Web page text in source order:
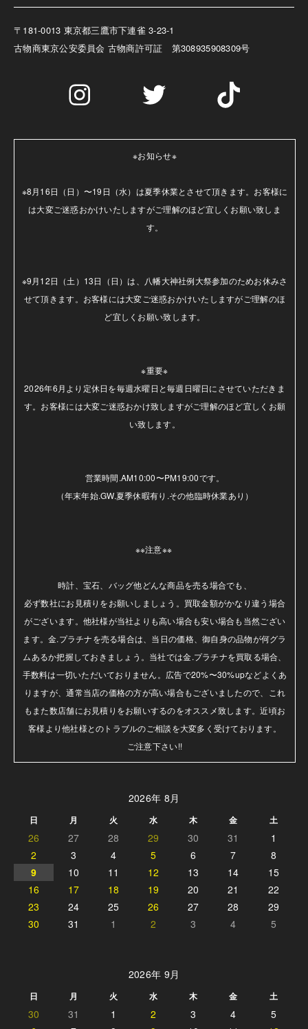
〒181-0013 東京都三鷹市下連雀 3-23-1
古物商東京公安委員会 古物商許可証 第308935908309号
※お知らせ※
※8月16日（日）〜19日（水）は夏季休業とさせて頂きます。お客様に
は大変ご迷惑おかけいたしますがご理解のほど宜しくお願い致しま
す。
※9月12日（土）13日（日）は、八幡大神社例大祭参加のためお休みさ
せて頂きます。お客様には大変ご迷惑おかけいたしますがご理解のほ
ど宜しくお願い致します。
※重要※
2026年6月より定休日を毎週水曜日と毎週日曜日にさせていただきま
す。お客様には大変ご迷惑おかけ致しますがご理解のほど宜しくお願
い致します。
営業時間.AM10:00〜PM19:00です。
（年末年始.GW.夏季休暇有り.その他臨時休業あり）
※※注意※※
時計、宝石、バッグ他どんな商品を売る場合でも、
必ず数社にお見積りをお願いしましょう。買取金額がかなり違う場合
がございます。他社様が当社よりも高い場合も安い場合も当然ござい
ます。金.プラチナを売る場合は、当日の価格、御自身の品物が何グラ
ムあるか把握しておきましょう。当社では金.プラチナを買取る場合、
手数料は一切いただいておりません。広告で20%〜30%upなどよくあ
りますが、通常当店の価格の方が高い場合もございましたので、これ
もまた数店舗にお見積りをお願いするのをオススメ致します。近頃お
客様より他社様とのトラブルのご相談を大変多く受けております。
ご注意下さい!!
2026年 8月
日 月 火 水 木 金 土
26 27 28 29 30 31
1
2
3 4 5 6 7
8
9
10 11 12 13 14
15
16
17 18 19 20 21
22
23
24 25 26 27 28
29
30
31 1 2 3 4 5
2026年 9月
日 月 火 水 木 金 土
30 31 1 2 3 4
5